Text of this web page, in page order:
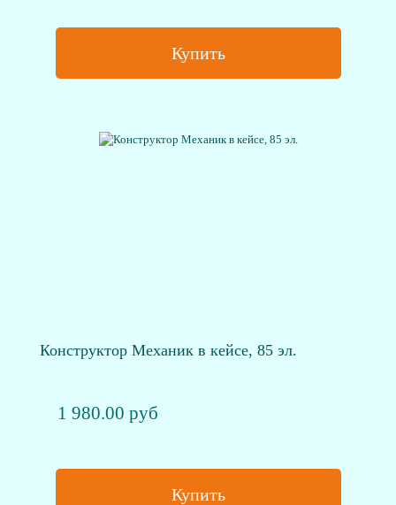
Купить
Конструктор Механик в кейсе, 85 эл.
1 980.00 руб
Купить